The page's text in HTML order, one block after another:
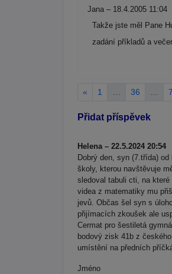
Jana – 18.4.2005 11:04
Takže jste měl Pane
zadání příkladů a
« 1 36
Přidat příspěvek
Helena – 22.5.2024 20:54
Dobrý den, syn (7.třída)
školy, kterou navštěvuje
sledoval tabuli cti, na
videa z matematiky mu
jevů. Občas šel syn s
přijímacích zkoušek ale
Cermat pro šestiletá
bodový zisk 41b z
umístění na předních
Jméno